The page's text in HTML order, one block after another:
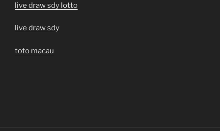
live draw sdy lotto
live draw sdy
toto macau